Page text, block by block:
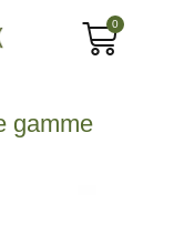
0
gamme